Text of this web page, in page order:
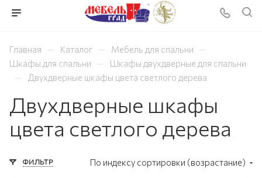
Главная — Каталог — Мебель для спальни —
Шкафы для спальни — Шкафы двухдверные для спальни
— Двухдверные шкафы цвета светлого дерева
Двухдверные шкафы
цвета светлого дерева
ФИЛЬТР По индексу сортировки (возрастание)